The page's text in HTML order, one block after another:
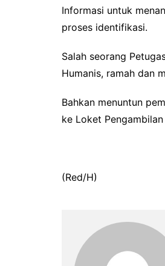
Informasi untuk
proses identifikasi.
Salah seorang
Humanis, ramah dan
Bahkan menuntun
ke Loket Pengambilan
(Red/H)